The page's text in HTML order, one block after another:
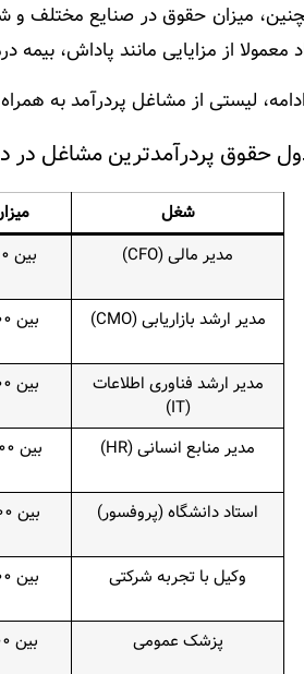
میزان حقوق در صنایع مختلف و
معمولا از مزایایی مانند پاداش،
لیستی از مشاغل پردرآمد به
حقوق پردرآمدترین مشاغل در
شغل
مدیر مالی (CFO)
بین ۶۱،۰۰۰ تا ۹۲،۰۰۰
مدیر ارشد بازاریابی (CMO)
بین ۵۰،۰۰۰ تا ۸۰،۰۰۰
مدیر ارشد فناوری اطلاعات
(IT)
بین ۴۵،۰۰۰ تا ۹۰،۰۰۰
مدیر منابع انسانی (HR)
بین ۳۳،۰۰۰ تا ۴۵،۰۰۰
استاد دانشگاه (پروفسور)
بین ۳۰،۰۰۰ تا ۴۵،۰۰۰
وکیل با تجربه شرکتی
بین ۲۵،۰۰۰ تا ۴۰،۰۰۰
پزشک عمومی
بین ۲۰،۰۰۰ تا ۴۰،۰۰۰